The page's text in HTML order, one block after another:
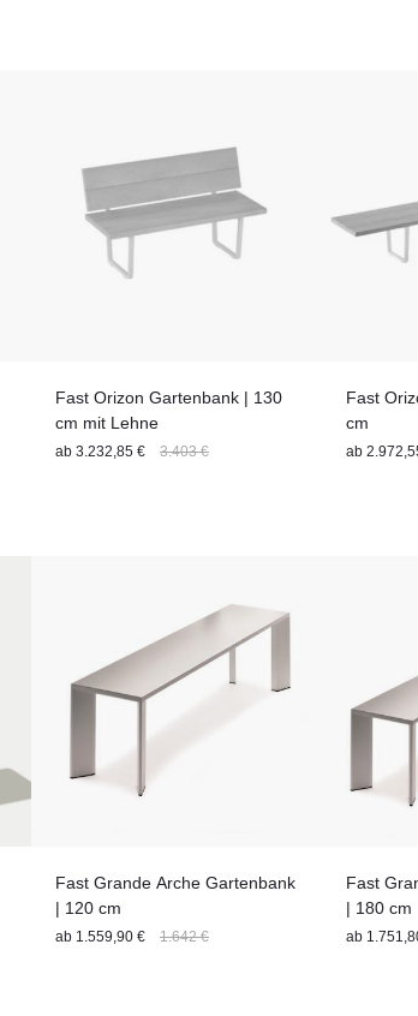
Fast Orizon Gartenbank | 130
cm mit Lehne
ab 3.232,85 € 3.403 €
Fast
cm
ab
Fast Grande Arche Gartenbank
| 120 cm
ab 1.559,90 € 1.642 €
Fast
| 180 cm
ab